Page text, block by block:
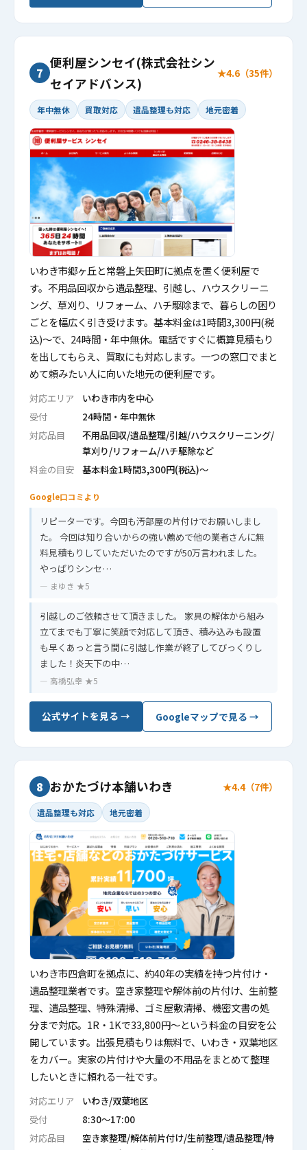
7
便利屋シンセイ(株式会社シン
セイアドバンス)
★4.6（35件）
年中無休 買取対応 遺品整理も対応 地元密着
いわき市郷ヶ丘と常磐上矢田町に拠点を置く便利屋で
す。不用品回収から遺品整理、引越し、ハウスクリーニ
ング、草刈り、リフォーム、ハチ駆除まで、暮らしの困り
ごとを幅広く引き受けます。基本料金は1時間3,300円(税
込)〜で、24時間・年中無休。電話ですぐに概算見積もり
を出してもらえ、買取にも対応します。一つの窓口でまと
めて頼みたい人に向いた地元の便利屋です。
対応エリア
いわき市内を中心
受付
24時間・年中無休
対応品目
不用品回収/遺品整理/引越/ハウスクリーニング/
草刈り/リフォーム/ハチ駆除など
料金の目安
基本料金1時間3,300円(税込)〜
Google口コミより
リピーターです。今回も汚部屋の片付けでお願いしまし
た。 今回は知り合いからの強い薦めで他の業者さんに無
料見積もりしていただいたのですが50万言われました。
やっぱりシンセ…
— まゆき ★5
引越しのご依頼させて頂きました。 家具の解体から組み
立てまでも丁寧に笑顔で対応して頂き、積み込みも設置
も早くあっと言う間に引越し作業が終了してびっくりし
ました！炎天下の中…
— 高橋弘幸 ★5
公式サイトを見る → Googleマップで見る →
8 おかたづけ本舗いわき ★4.4（7件）
遺品整理も対応 地元密着
いわき市四倉町を拠点に、約40年の実績を持つ片付け・
遺品整理業者です。空き家整理や解体前の片付け、生前整
理、遺品整理、特殊清掃、ゴミ屋敷清掃、機密文書の処
分まで対応。1R・1Kで33,800円〜という料金の目安を公
開しています。出張見積もりは無料で、いわき・双葉地区
をカバー。実家の片付けや大量の不用品をまとめて整理
したいときに頼れる一社です。
対応エリア
いわき/双葉地区
受付
8:30〜17:00
対応品目
空き家整理/解体前片付け/生前整理/遺品整理/特